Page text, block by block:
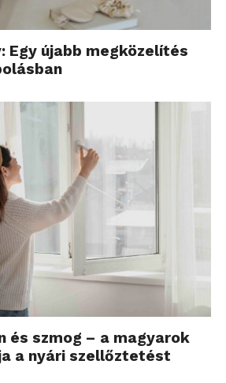
Egy újabb megközelítés
és szmog – a magyarok
a nyári szellőztetést